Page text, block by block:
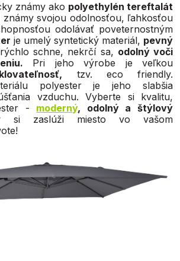
známy ako polyethylén tereftalát
známy svojou odolnosťou, ľahkosťou
odolávať poveternostným
je umelý syntetický materiál, pevný
schne, nekrčí sa, odolný voči
Pri jeho výrobe je veľkou
tzv. eco friendly.
polyester je jeho slabšia
vzduchu. Vyberte si kvalitu,
- moderný, odolný a štýlový
si zaslúži miesto vo vašom